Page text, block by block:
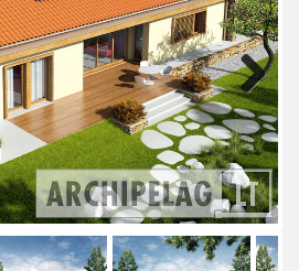
Next